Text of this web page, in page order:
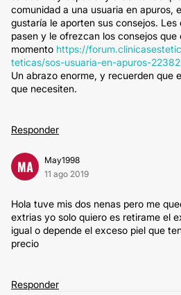
comunidad a una usuaria en apuros,
gustaría le aporten sus consejos. Les
pasen y le ofrezcan los consejos
momento https://
teticas/sos-usuaria-en-apuros-22382
Un abrazo enorme, y recuerden que
que necesiten.
Responder
MA
May1998
11 ago 2019
Hola tuve mis dos nenas pero me
extrias yo solo quiero es retirame el
igual o depende el exceso piel que
precio
Responder